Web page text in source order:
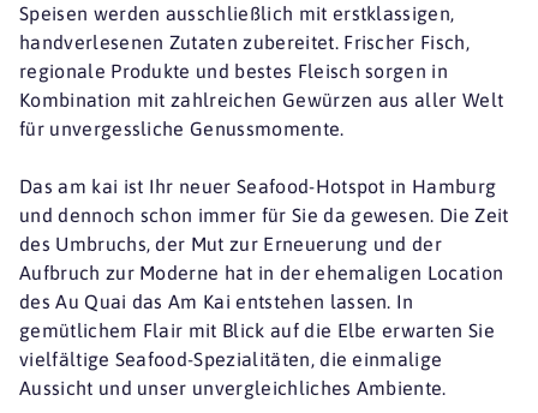
Speisen werden ausschließlich mit erstklassigen,
handverlesenen Zutaten zubereitet. Frischer Fisch,
regionale Produkte und bestes Fleisch sorgen in
Kombination mit zahlreichen Gewürzen aus aller Welt
für unvergessliche Genussmomente.
Das am kai ist Ihr neuer Seafood-Hotspot in Hamburg
und dennoch schon immer für Sie da gewesen. Die Zeit
des Umbruchs, der Mut zur Erneuerung und der
Aufbruch zur Moderne hat in der ehemaligen Location
des Au Quai das Am Kai entstehen lassen. In
gemütlichem Flair mit Blick auf die Elbe erwarten Sie
vielfältige Seafood-Spezialitäten, die einmalige
Aussicht und unser unvergleichliches Ambiente.